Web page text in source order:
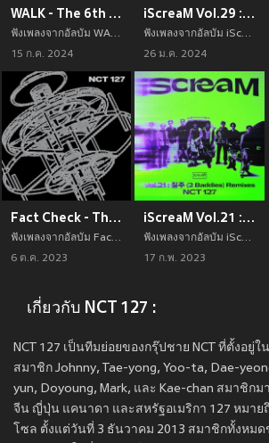
WALK - The 6th Album
ฟังเพลงจากอัลบัม WALK - The 6th Album เพลงใหม่จาก อัพเดทเพลงใหม่ล่าสุดก่อนใคร ตลอดปี 2021
15 ก.ค. 2024
iScreaM Vol.29 : Fact Check (不可思议) Remixes
ฟังเพลงจากอัลบัม iScreaM Vol.29 : Fact Check (不可思议) Remixes เพลงใหม่จาก อัพเดทเพลงใหม่ล่าสุดก่อนใคร ตลอดปี 2021
26 ม.ค. 2024
Fact Check - The 5th Album
ฟังเพลงจากอัลบัม Fact Check - The 5th Album เพลงใหม่จาก อัพเดทเพลงใหม่ล่าสุดก่อนใคร ตลอดปี 2021
6 ต.ค. 2023
iScreaM Vol.21 : 2 Baddies Remixes
ฟังเพลงจากอัลบัม iScreaM Vol.21 : 2 Baddies Remixes เพลงใหม่จาก อัพเดทเพลงใหม่ล่าสุดก่อนใคร ตลอดปี 2021
17 ก.พ. 2023
เกี่ยวกับ NCT 127 :
NCT 127 เป็นทีมย่อยของกรุ๊ปชาย NCT ที่ตั้งอยู่
สมาชิก Johnny, Tae-yong, Yoo-ta, Dae-
yun, Doyoung, Mark, และ Kae-chan สมาชิกม
จีน ญี่ปุ่น แคนาดา และสหรัฐอเมริกา 127 หมาย
โซล ตั้งแต่วันที่ 3 ธันวาคม 2013 สมาชิกทั้งหมด